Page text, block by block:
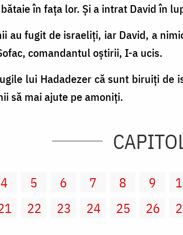
în faţa lor. Şi a intrat David în
au fugit de israeliţi, iar David, a
comandantul oştirii, I-a ucis.
lui Hadadezer că sunt biruiţi de
să mai ajute pe amoniţi.
4 5 6 7 8 9
22 23 24 25 26